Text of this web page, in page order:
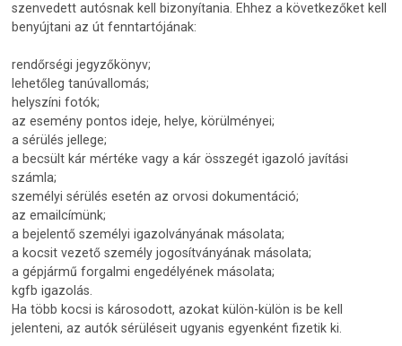
szenvedett autósnak kell bizonyítania. Ehhez a következőket kell
benyújtani az út fenntartójának:
rendőrségi jegyzőkönyv;
lehetőleg tanúvallomás;
helyszíni fotók;
az esemény pontos ideje, helye, körülményei;
a sérülés jellege;
a becsült kár mértéke vagy a kár összegét igazoló javítási
számla;
személyi sérülés esetén az orvosi dokumentáció;
az emailcímünk;
a bejelentő személyi igazolványának másolata;
a kocsit vezető személy jogosítványának másolata;
a gépjármű forgalmi engedélyének másolata;
kgfb igazolás.
Ha több kocsi is károsodott, azokat külön-külön is be kell
jelenteni, az autók sérüléseit ugyanis egyenként fizetik ki.